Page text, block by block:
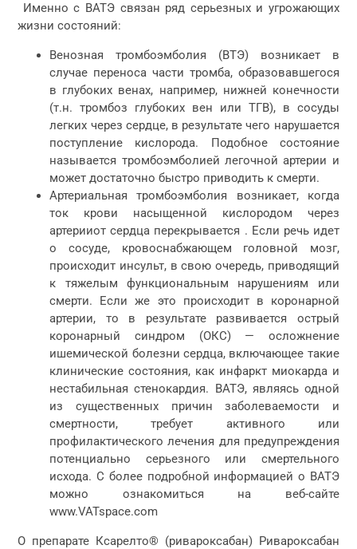
Именно с ВАТЭ связан ряд серьезных и угрожающих
жизни состояний:
Венозная тромбоэмболия (ВТЭ) возникает в
случае переноса части тромба, образовавшегося
в глубоких венах, например, нижней конечности
(т.н. тромбоз глубоких вен или ТГВ), в сосуды
легких через сердце, в результате чего нарушается
поступление кислорода. Подобное состояние
называется тромбоэмболией легочной артерии и
может достаточно быстро приводить к смерти.
Артериальная тромбоэмболия возникает, когда
ток крови насыщенной кислородом через
артерииот сердца перекрывается . Если речь идет
о сосуде, кровоснабжающем головной мозг,
происходит инсульт, в свою очередь, приводящий
к тяжелым функциональным нарушениям или
смерти. Если же это происходит в коронарной
артерии, то в результате развивается острый
коронарный синдром (ОКС) — осложнение
ишемической болезни сердца, включающее такие
клинические состояния, как инфаркт миокарда и
нестабильная стенокардия. ВАТЭ, являясь одной
из существенных причин заболеваемости и
смертности, требует активного или
профилактического лечения для предупреждения
потенциально серьезного или смертельного
исхода. С более подробной информацией о ВАТЭ
можно ознакомиться на веб-сайте
www.VATspace.com
О препарате Ксарелто® (ривароксабан) Ривароксабан